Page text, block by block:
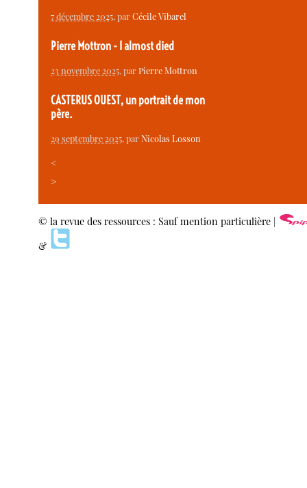
7 décembre 2025, parCécile Vibarel
Pierre Mottron - I almost died
23 novembre 2025, parPierre Mottron
CASTERUS OUEST, un portrait de mon
père.
29 septembre 2025, parNicolas Losson
<
>
© la revue des ressources : Sauf mention particulière |
&